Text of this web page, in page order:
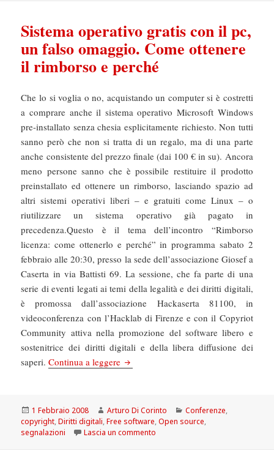
Sistema operativo gratis con il pc,
un falso omaggio. Come ottenere
il rimborso e perché
Che lo si voglia o no, acquistando un computer si è costretti
a comprare anche il sistema operativo Microsoft Windows
pre-installato senza chesia esplicitamente richiesto. Non tutti
sanno però che non si tratta di un regalo, ma di una parte
anche consistente del prezzo finale (dai 100 € in su). Ancora
meno persone sanno che è possibile restituire il prodotto
preinstallato ed ottenere un rimborso, lasciando spazio ad
altri sistemi operativi liberi – e gratuiti come Linux – o
riutilizzare un sistema operativo già pagato in
precedenza.Questo è il tema dell’incontro “Rimborso
licenza: come ottenerlo e perché” in programma sabato 2
febbraio alle 20:30, presso la sede dell’associazione Giosef a
Caserta in via Battisti 69. La sessione, che fa parte di una
serie di eventi legati ai temi della legalità e dei diritti digitali,
è promossa dall’associazione Hackaserta 81100, in
videoconferenza con l’Hacklab di Firenze e con il Copyriot
Community attiva nella promozione del software libero e
sostenitrice dei diritti digitali e della libera diffusione dei
saperi.Continua a leggere Sistema operativo gratis con il pc, un
Scritto
il
1 Febbraio 2008 Autore
Arturo Di Corinto Categorie
Conferenze,
copyright,Diritti digitali,Free software,Open source,
segnalazioni
Lascia un commento